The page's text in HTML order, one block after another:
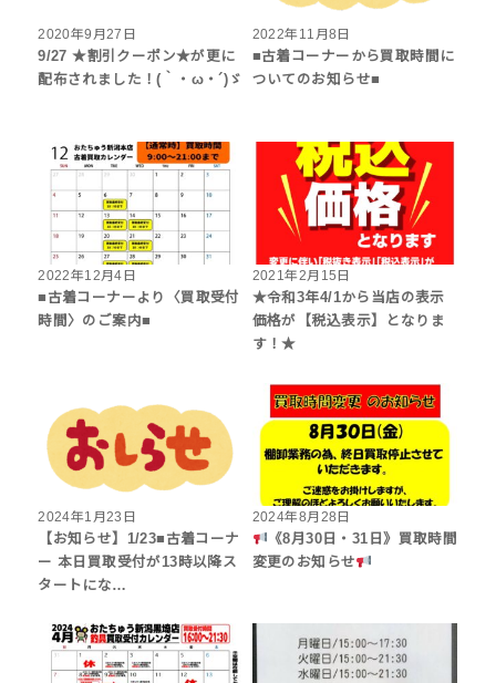
2020年9月27日
9/27 ★割引クーポン★が更に
配布されました！(｀・ω・´)ゞ
2022年11月8日
■古着コーナーから買取時間に
ついてのお知らせ■
2022年12月4日
■古着コーナーより〈買取受付
時間〉のご案内■
2021年2月15日
★令和3年4/1から当店の表示
価格が【税込表示】となりま
す！★
2024年1月23日
【お知らせ】1/23■古着コーナ
ー 本日買取受付が13時以降ス
タートにな…
2024年8月28日
《8月30日・31日》買取時間
変更のお知らせ